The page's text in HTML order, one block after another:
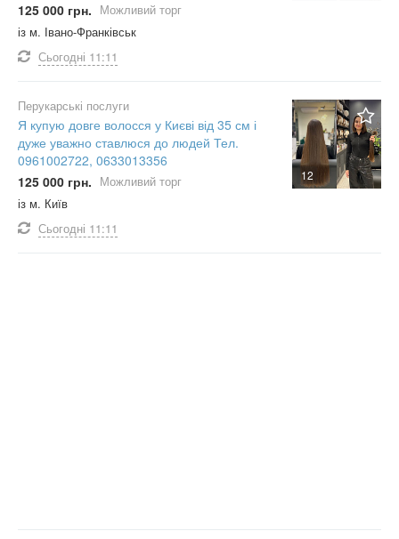
125 000 грн. Можливий торг
із м. Івано-Франківськ
Сьогодні 11:11
12
Перукарські послуги
Я купую довге волосся у Києві від 35 см і
дуже уважно ставлюся до людей Тел.
0961002722, 0633013356
125 000 грн. Можливий торг
із м. Київ
Сьогодні 11:11